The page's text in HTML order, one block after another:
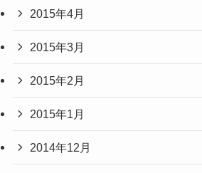
2015年4月
2015年3月
2015年2月
2015年1月
2014年12月